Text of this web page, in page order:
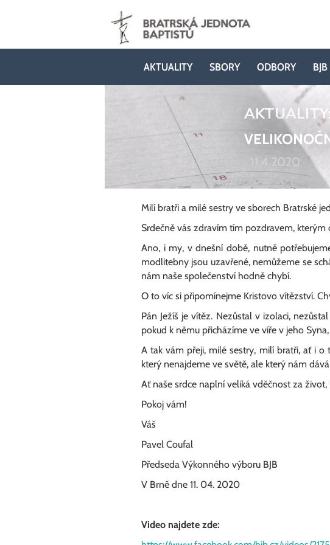
AKTUALITY SBORY ODBORY BJB
AKTUALITY:
11.4.2020
Milí bratři a milé sestry ve sborech Bratrské
Srdečně vás zdravím tím pozdravem, kterým
Ano, i my, v dnešní době, nutně
modlitebny jsou uzavřené, nemůžeme se
nám naše společenství hodně chybí.
O to víc si připomínejme Kristovo vítězství.
Pán Ježíš je vítěz. Nezůstal v izolaci,
pokud k němu přicházíme ve víře v jeho Syna,
A tak vám přeji, milé sestry, milí bratři, ať i
který nenajdeme ve světě, ale který nám
Ať naše srdce naplní veliká vděčnost za
Pokoj vám!
Váš
Pavel Coufal
Předseda Výkonného výboru BJB
V Brně dne 11. 04. 2020
Video najdete zde: